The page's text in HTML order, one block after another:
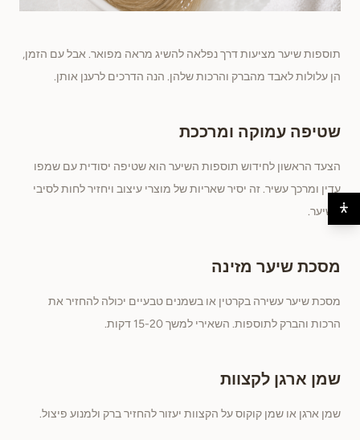
תוספות שיער מציעות דרך נפלאה להשיג מראה מפואר. אבל עם הזמן,
הן עלולות לאבד מהברק והרכות שלהן. הנה הדרכים לרענן אותן.
שטיפה עמוקה ומרככת
הצעד הראשון לחידוש תוספות השיער הוא שטיפה יסודית עם שמפו
עדין ומרכך עשיר. זה יסיר שאריות של מוצרי עיצוב ויחזיר לחות לסיבי
השיער.
מסכת שיער מזינה
מסכת שיער עשירה בקרטין או בשמנים טבעיים יכולה להחזיר את
הרכות והברק לתוספות. השאירי למשך 15-20 דקות.
שמן ארגן לקצוות
שמן ארגן או שמן קוקוס על הקצוות יעזור להחזיר ברק ולמנוע פיצול.